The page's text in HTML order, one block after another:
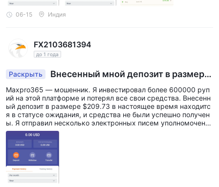
06-15 Индия
FX2103681394
до 1 года
Раскрыть
Внесенный мной депозит в размере
$209.73 в настоящее время находится в стату
се ожидания и не может быть выведен.
Maxpro365 — мошенник. Я инвестировал более 600000 руп
ий на этой платформе и потерял все свои средства. Внесенн
ый депозит в размере $209.73 в настоящее время находитс
я в статусе ожидания, и средства не были успешно получен
ы. Я отправил несколько электронных писем уполномоченно
й стороне и их высшему руководству, но так и не получил с
вои деньги обратно.